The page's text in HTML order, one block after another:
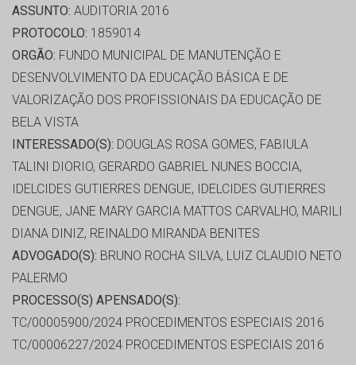
ASSUNTO: AUDITORIA 2016
PROTOCOLO: 1859014
ORGÃO: FUNDO MUNICIPAL DE MANUTENÇÃO E
DESENVOLVIMENTO DA EDUCAÇÃO BÁSICA E DE
VALORIZAÇÃO DOS PROFISSIONAIS DA EDUCAÇÃO DE
BELA VISTA
INTERESSADO(S): DOUGLAS ROSA GOMES, FABIULA
TALINI DIORIO, GERARDO GABRIEL NUNES BOCCIA,
IDELCIDES GUTIERRES DENGUE, IDELCIDES GUTIERRES
DENGUE, JANE MARY GARCIA MATTOS CARVALHO, MARILI
DIANA DINIZ, REINALDO MIRANDA BENITES
ADVOGADO(S): BRUNO ROCHA SILVA, LUIZ CLAUDIO NETO
PALERMO
PROCESSO(S) APENSADO(S):
TC/00005900/2024 PROCEDIMENTOS ESPECIAIS 2016
TC/00006227/2024 PROCEDIMENTOS ESPECIAIS 2016